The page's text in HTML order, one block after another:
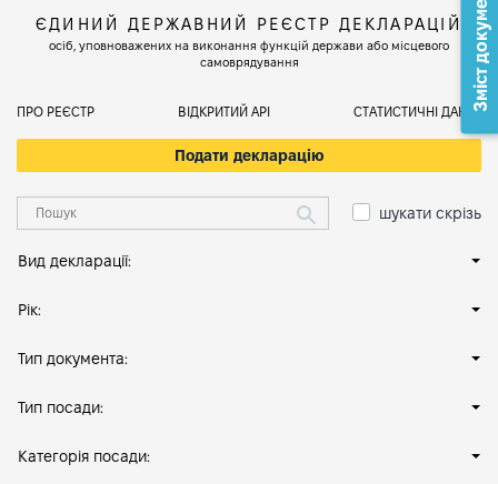
ЄДИНИЙ ДЕРЖАВНИЙ РЕЄСТР ДЕКЛАРАЦІЙ
осіб, уповноважених на виконання функцій держави або місцевого
самоврядування
ПРО РЕЄСТР ВІДКРИТИЙ АРІ СТАТИСТИЧНІ ДАНІ
Подати декларацію
шукати скрізь
Вид декларації:
Рік:
Тип документа:
Тип посади:
Категорія посади:
Зміст документа